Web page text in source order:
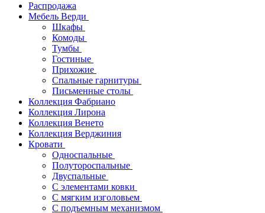
Распродажа
Мебель Верди
Шкафы
Комоды
Тумбы
Гостиные
Прихожие
Спальные гарнитуры
Письменные столы
Коллекция Фабриано
Коллекция Лирона
Коллекция Венето
Коллекция Верджиния
Кровати
Односпальные
Полутороспальные
Двуспальные
С элементами ковки
С мягким изголовьем
С подъемным механизмом